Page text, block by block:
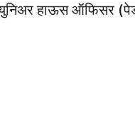
हाऊस ऑफिसर